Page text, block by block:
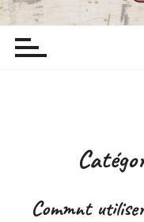
a
u Wikisine
Comme chez mamie
Commnt